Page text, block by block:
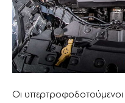
Οι υπερτροφοδοτούμενοι